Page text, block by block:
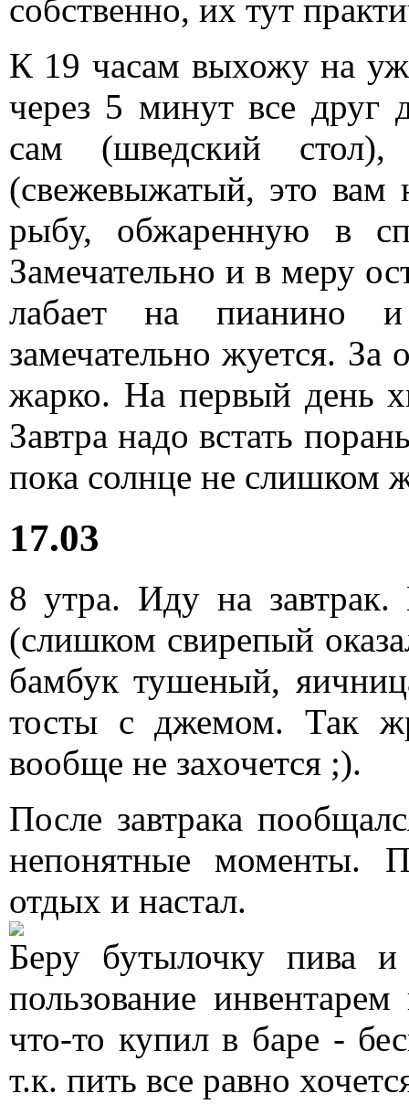
собственно, их тут
К 19 часам выхожу на
через 5 минут все друг
сам (шведский стол),
(свежевыжатый, это вам
рыбу, обжаренную в
Замечательно и в меру
лабает на пианино
замечательно жуется.
жарко. На первый день
Завтра надо встать
пока солнце не слишком
17.03
8 утра. Иду на завтрак.
(слишком свирепый
бамбук тушеный,
тосты с джемом. Так
вообще не захочется ;).
После завтрака
непонятные моменты.
отдых и настал.
Беру бутылочку пива
пользование
что-то купил в баре -
т.к. пить все равно